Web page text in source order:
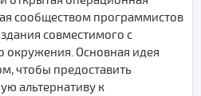
сообществом программистов
совместимого с
Основная идея
чтобы предоставить
альтернативу к